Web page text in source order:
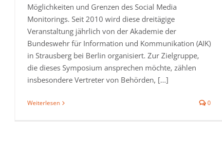
Möglichkeiten und Grenzen des Social Media
Monitorings. Seit 2010 wird diese dreitägige
Veranstaltung jährlich von der Akademie der
Bundeswehr für Information und Kommunikation (AIK)
in Strausberg bei Berlin organisiert. Zur Zielgruppe,
die dieses Symposium ansprechen möchte, zählen
insbesondere Vertreter von Behörden, [...]
Weiterlesen 0